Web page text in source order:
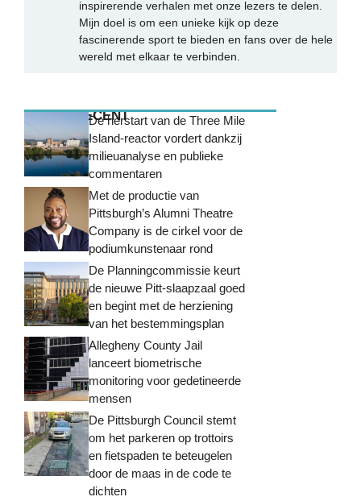
inspirerende verhalen met onze lezers te delen.
Mijn doel is om een unieke kijk op deze
fascinerende sport te bieden en fans over de hele
wereld met elkaar te verbinden.
MEEST RECENTDe herstart van de Three Mile
Island-reactor vordert dankzij
milieuanalyse en publieke
commentaren
Met de productie van
Pittsburgh’s Alumni Theatre
Company is de cirkel voor de
podiumkunstenaar rond
De Planningcommissie keurt
de nieuwe Pitt-slaapzaal goed
en begint met de herziening
van het bestemmingsplan
Allegheny County Jail
lanceert biometrische
monitoring voor gedetineerde
mensen
De Pittsburgh Council stemt
om het parkeren op trottoirs
en fietspaden te beteugelen
door de maas in de code te
dichten